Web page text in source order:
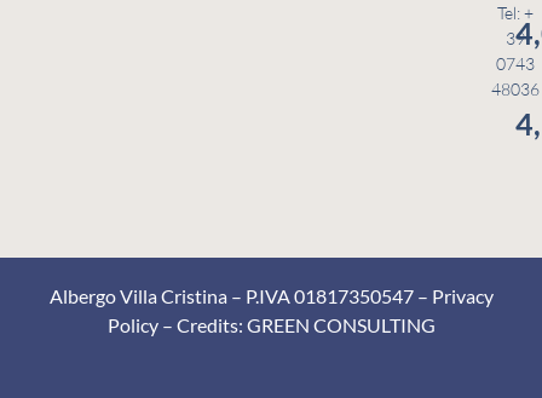
Tel: +
39
0743
48036
Albergo Villa Cristina – P.IVA 01817350547 – Privacy
Policy– Credits: GREEN CONSULTING